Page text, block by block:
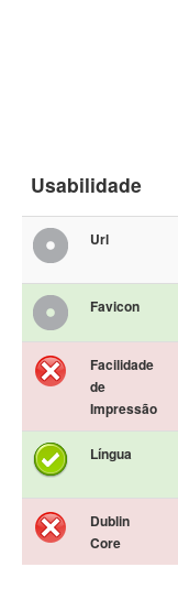
Usabilidade
Url
Favicon
Facilidade
de
Impressão
Língua
Dublin
Core